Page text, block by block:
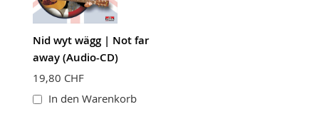
Nid wyt wägg | Not far
away (Audio-CD)
19,80 CHF
In den Warenkorb